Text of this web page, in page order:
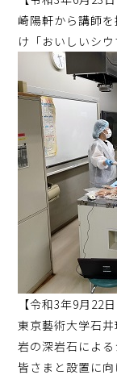
崎陽軒から講師
け「おいしいシ
【令和3年9月22
東京藝術大学石
岩の深岩石によ
皆さまと設置に向